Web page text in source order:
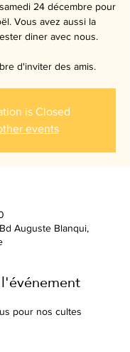
24 décembre pour
Vous avez aussi la
diner avec nous.
d'inviter des amis.
is Closed
events
Auguste Blanqui,
pour nos cultes